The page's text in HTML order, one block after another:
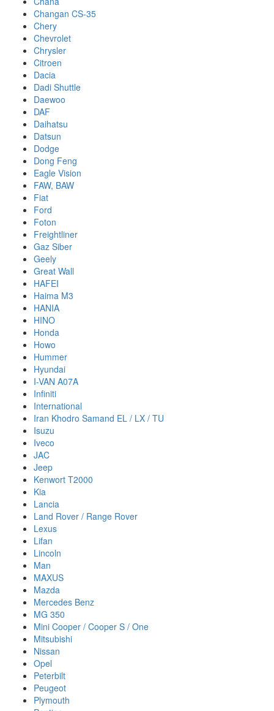
Changan CS-35
Chery
Chevrolet
Chrysler
Citroen
Dacia
Dadi Shuttle
Daewoo
DAF
Daihatsu
Datsun
Dodge
Dong Feng
Eagle Vision
FAW, BAW
Fiat
Ford
Foton
Freightliner
Gaz Siber
Geely
Great Wall
HAFEI
Haima M3
HANIA
HINO
Honda
Howo
Hummer
Hyundai
I-VAN A07A
Infiniti
International
Iran Khodro Samand EL / LX / TU
Isuzu
Iveco
JAC
Jeep
Kenwort T2000
Kia
Lancia
Land Rover / Range Rover
Lexus
Lifan
Lincoln
Man
MAXUS
Mazda
Mercedes Benz
MG 350
Mini Cooper / Cooper S / One
Mitsubishi
Nissan
Opel
Peterbilt
Peugeot
Plymouth